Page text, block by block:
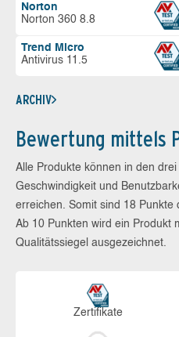
Norton
Norton 360 8.8
Trend Micro
Antivirus 11.5
ARCHIV
Bewertung mittels
Alle Produkte können in den
Geschwindigkeit und
erreichen. Somit sind 18 Punkte
Ab 10 Punkten wird ein Produkt
Qualitätssiegel ausgezeichnet.
Zerti­fikate